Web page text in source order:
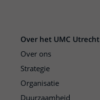
Over het UMC Utrecht
Over ons
Strategie
Organisatie
Duurzaamheid